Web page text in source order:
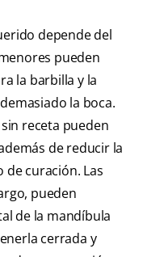
depende del
pueden
la barbilla y la
la boca.
receta pueden
de reducir la
curación. Las
pueden
de la mandíbula
cerrada y